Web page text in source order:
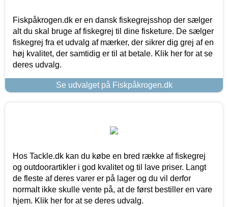
Fiskpåkrogen.dk er en dansk fiskegrejsshop der sælger
alt du skal bruge af fiskegrej til dine fisketure. De sælger
fiskegrej fra et udvalg af mærker, der sikrer dig grej af en
høj kvalitet, der samtidig er til at betale. Klik her for at se
deres udvalg.
Se udvalget på Fiskpåkrogen.dk
Hos Tackle.dk kan du købe en bred række af fiskegrej
og outdoorartikler i god kvalitet og til lave priser. Langt
de fleste af deres varer er på lager og du vil derfor
normalt ikke skulle vente på, at de først bestiller en vare
hjem. Klik her for at se deres udvalg.